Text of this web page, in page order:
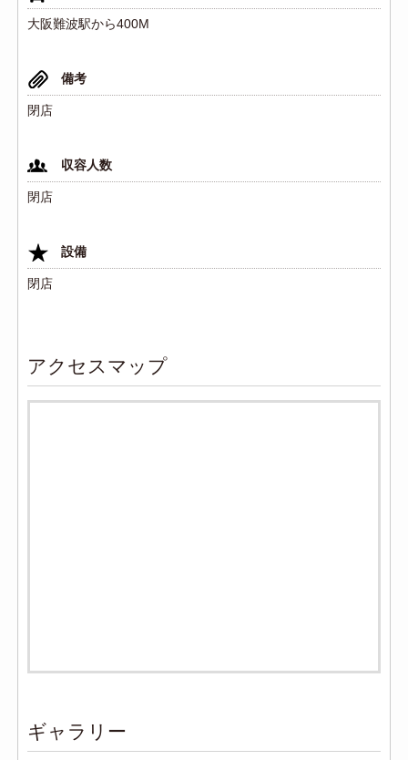
大阪難波駅から400M
備考
閉店
収容人数
閉店
設備
閉店
アクセスマップ
ギャラリー